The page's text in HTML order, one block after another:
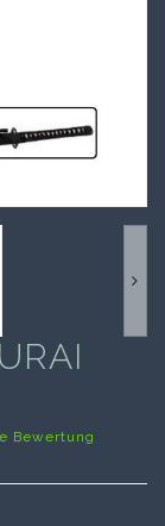
Bewertung